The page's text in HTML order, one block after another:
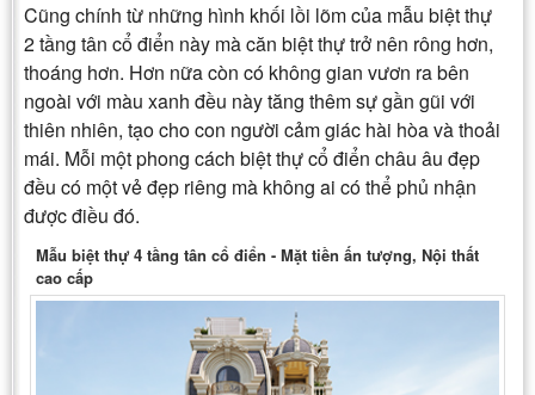
Cũng chính từ những hình khối lồi lõm của mẫu biệt thự
2 tầng tân cổ điển này mà căn biệt thự trở nên rông hơn,
thoáng hơn. Hơn nữa còn có không gian vươn ra bên
ngoài với màu xanh đều này tăng thêm sự gần gũi với
thiên nhiên, tạo cho con người cảm giác hài hòa và thoải
mái. Mỗi một phong cách biệt thự cổ điển châu âu đẹp
đều có một vẻ đẹp riêng mà không ai có thể phủ nhận
được điều đó.
Mẫu biệt thự 4 tầng tân cổ điển - Mặt tiền ấn tượng, Nội thất
cao cấp